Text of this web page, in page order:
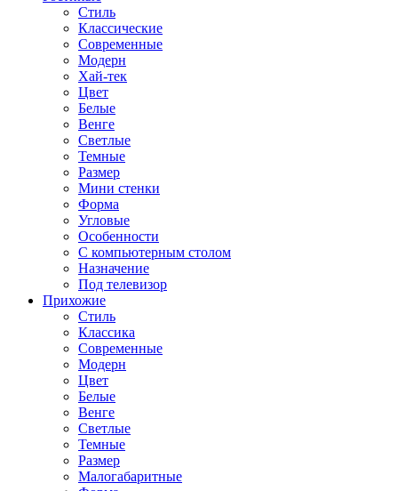
Стиль
Классические
Современные
Модерн
Хай-тек
Цвет
Белые
Венге
Светлые
Темные
Размер
Мини стенки
Форма
Угловые
Особенности
С компьютерным столом
Назначение
Под телевизор
Прихожие
Стиль
Классика
Современные
Модерн
Цвет
Белые
Венге
Светлые
Темные
Размер
Малогабаритные